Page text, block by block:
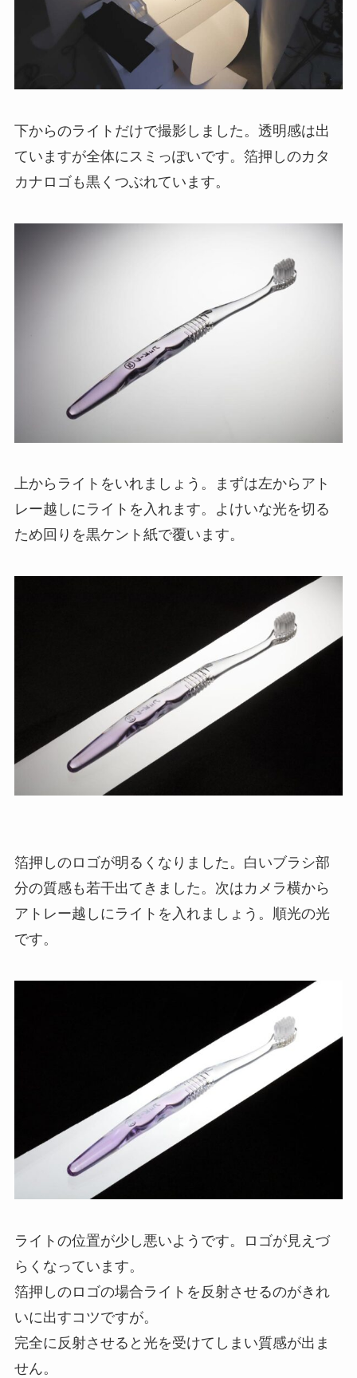
下からのライトだけで撮影しました。透明感は出
ていますが全体にスミっぽいです。箔押しのカタ
カナロゴも黒くつぶれています。
上からライトをいれましょう。まずは左からアト
レー越しにライトを入れます。よけいな光を切る
ため回りを黒ケント紙で覆います。
箔押しのロゴが明るくなりました。白いブラシ部
分の質感も若干出てきました。次はカメラ横から
アトレー越しにライトを入れましょう。順光の光
です。
ライトの位置が少し悪いようです。ロゴが見えづ
らくなっています。
箔押しのロゴの場合ライトを反射させるのがきれ
いに出すコツですが。
完全に反射させると光を受けてしまい質感が出ま
せん。